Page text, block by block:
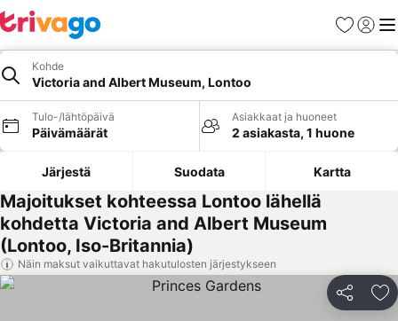
Suosikit
Kohde
Victoria and Albert Museum, Lontoo
Tulo-/lähtöpäivä
Päivämäärät
Asiakkaat ja huoneet
2 asiakasta, 1 huone
Järjestä Suodata Kartta
Majoitukset kohteessa Lontoo lähellä
kohdetta Victoria and Albert Museum
(Lontoo, Iso-Britannia)
Näin maksut vaikuttavat hakutulosten järjestykseen
Jaa